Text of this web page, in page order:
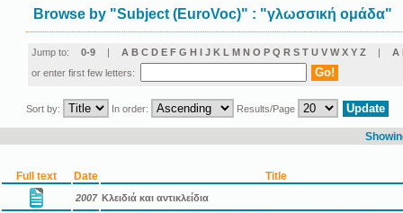
Browse by "Subject (EuroVoc)" : "γλωσσική ομάδα"
Jump to: 0-9 | A B C D E F G H I J K L M N O P Q R S T U V W X Y Z | Α
or enter first few letters:
Sort by: In order: Results/Page
Full text Date Title
2007 Kλειδιά και αντικλείδια